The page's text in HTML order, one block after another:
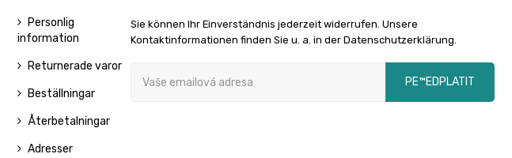
Personlig
information
Returnerade varor
Beställningar
Återbetalningar
Adresser
Sie können Ihr Einverständnis jederzeit widerrufen. Unsere
Kontaktinformationen finden Sie u. a. in der Datenschutzerklärung.
PЕ™EDPLATIT